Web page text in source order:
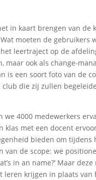
in kaart brengen van de
moeten de gebruikers
leertraject op de
ook als change-
is een soort foto van de
die zij zullen
we 4000 medewerkers
met een docent
bieden om tijdens
de scope: we
in an name?’ Maar
leren krijgen in plaats